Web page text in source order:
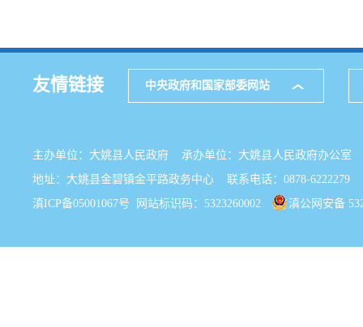
友情链接 中央政府和国家部委网站
主办单位：大姚县人民政府 承办单位：大姚县人民政府办公
地址：大姚县金碧镇金平路政务中心 联系电话：0878-6222279
滇ICP备05001067号 网站标识码：5323260002 滇公网安备